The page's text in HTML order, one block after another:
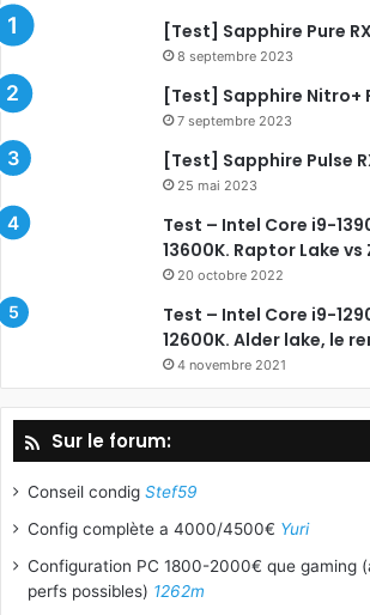
[Test] Sapphire Pure
8 septembre 2023
[Test] Sapphire Nitro+
7 septembre 2023
[Test] Sapphire Pulse
25 mai 2023
Test – Intel Core i9-
13600K. Raptor Lake vs
20 octobre 2022
Test – Intel Core i9-
12600K. Alder lake, le
4 novembre 2021
Sur le forum:
Conseil condig Stef59
Config complète a 4000/4500€ Yuri
Configuration PC 1800-2000€ que gaming
perfs possibles) 1262m